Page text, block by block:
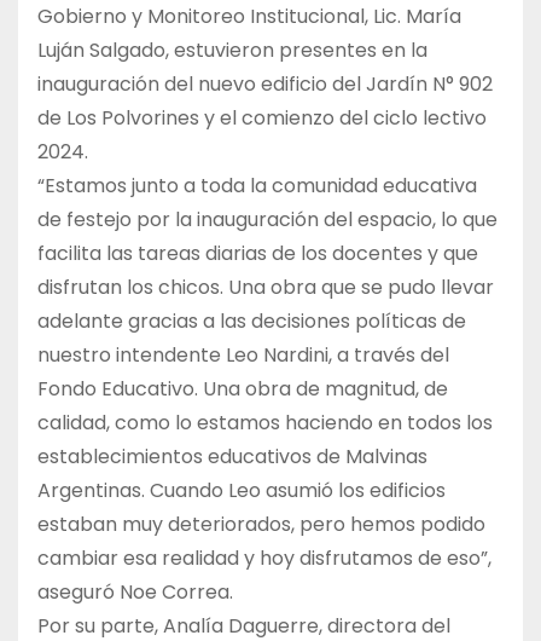
Gobierno y Monitoreo Institucional, Lic. María
Luján Salgado, estuvieron presentes en la
inauguración del nuevo edificio del Jardín N° 902
de Los Polvorines y el comienzo del ciclo lectivo
2024.
“Estamos junto a toda la comunidad educativa
de festejo por la inauguración del espacio, lo que
facilita las tareas diarias de los docentes y que
disfrutan los chicos. Una obra que se pudo llevar
adelante gracias a las decisiones políticas de
nuestro intendente Leo Nardini, a través del
Fondo Educativo. Una obra de magnitud, de
calidad, como lo estamos haciendo en todos los
establecimientos educativos de Malvinas
Argentinas. Cuando Leo asumió los edificios
estaban muy deteriorados, pero hemos podido
cambiar esa realidad y hoy disfrutamos de eso”,
aseguró Noe Correa.
Por su parte, Analía Daguerre, directora del